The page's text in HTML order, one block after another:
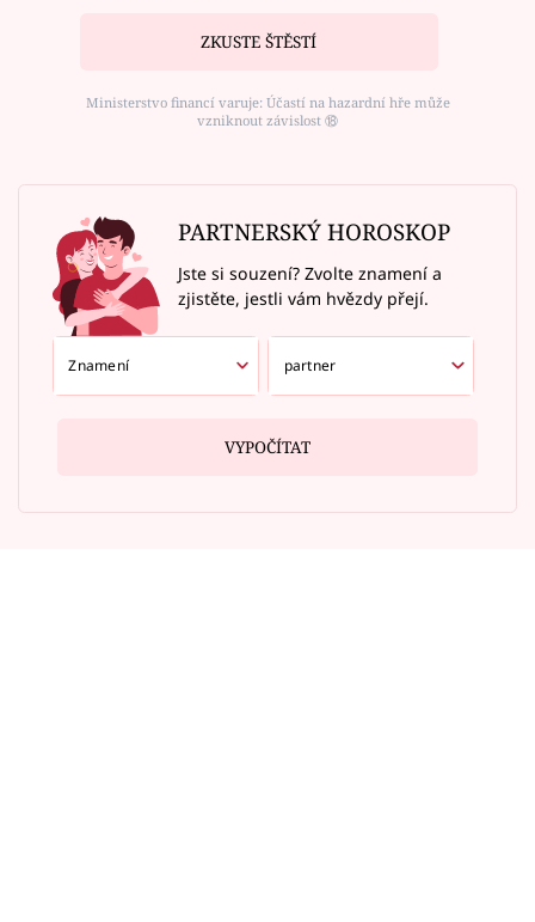
ZKUSTE ŠTĚSTÍ
Ministerstvo financí varuje: Účastí na hazardní hře může
vzniknout závislost ⑱
PARTNERSKÝ HOROSKOP
Jste si souzení? Zvolte znamení a
zjistěte, jestli vám hvězdy přejí.
VYPOČÍTAT